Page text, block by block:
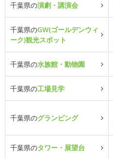
千葉県の演劇・講演会
千葉県のGW(ゴールデンウィ
ーク)観光スポット
千葉県の水族館・動物園
千葉県の工場見学
千葉県のグランピング
千葉県のタワー・展望台